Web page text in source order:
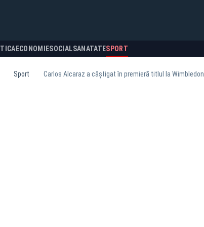
ECONOMIESOCIALSANATATESPORT
Sport Carlos Alcaraz a câştigat în premieră titlul la Wimbledon